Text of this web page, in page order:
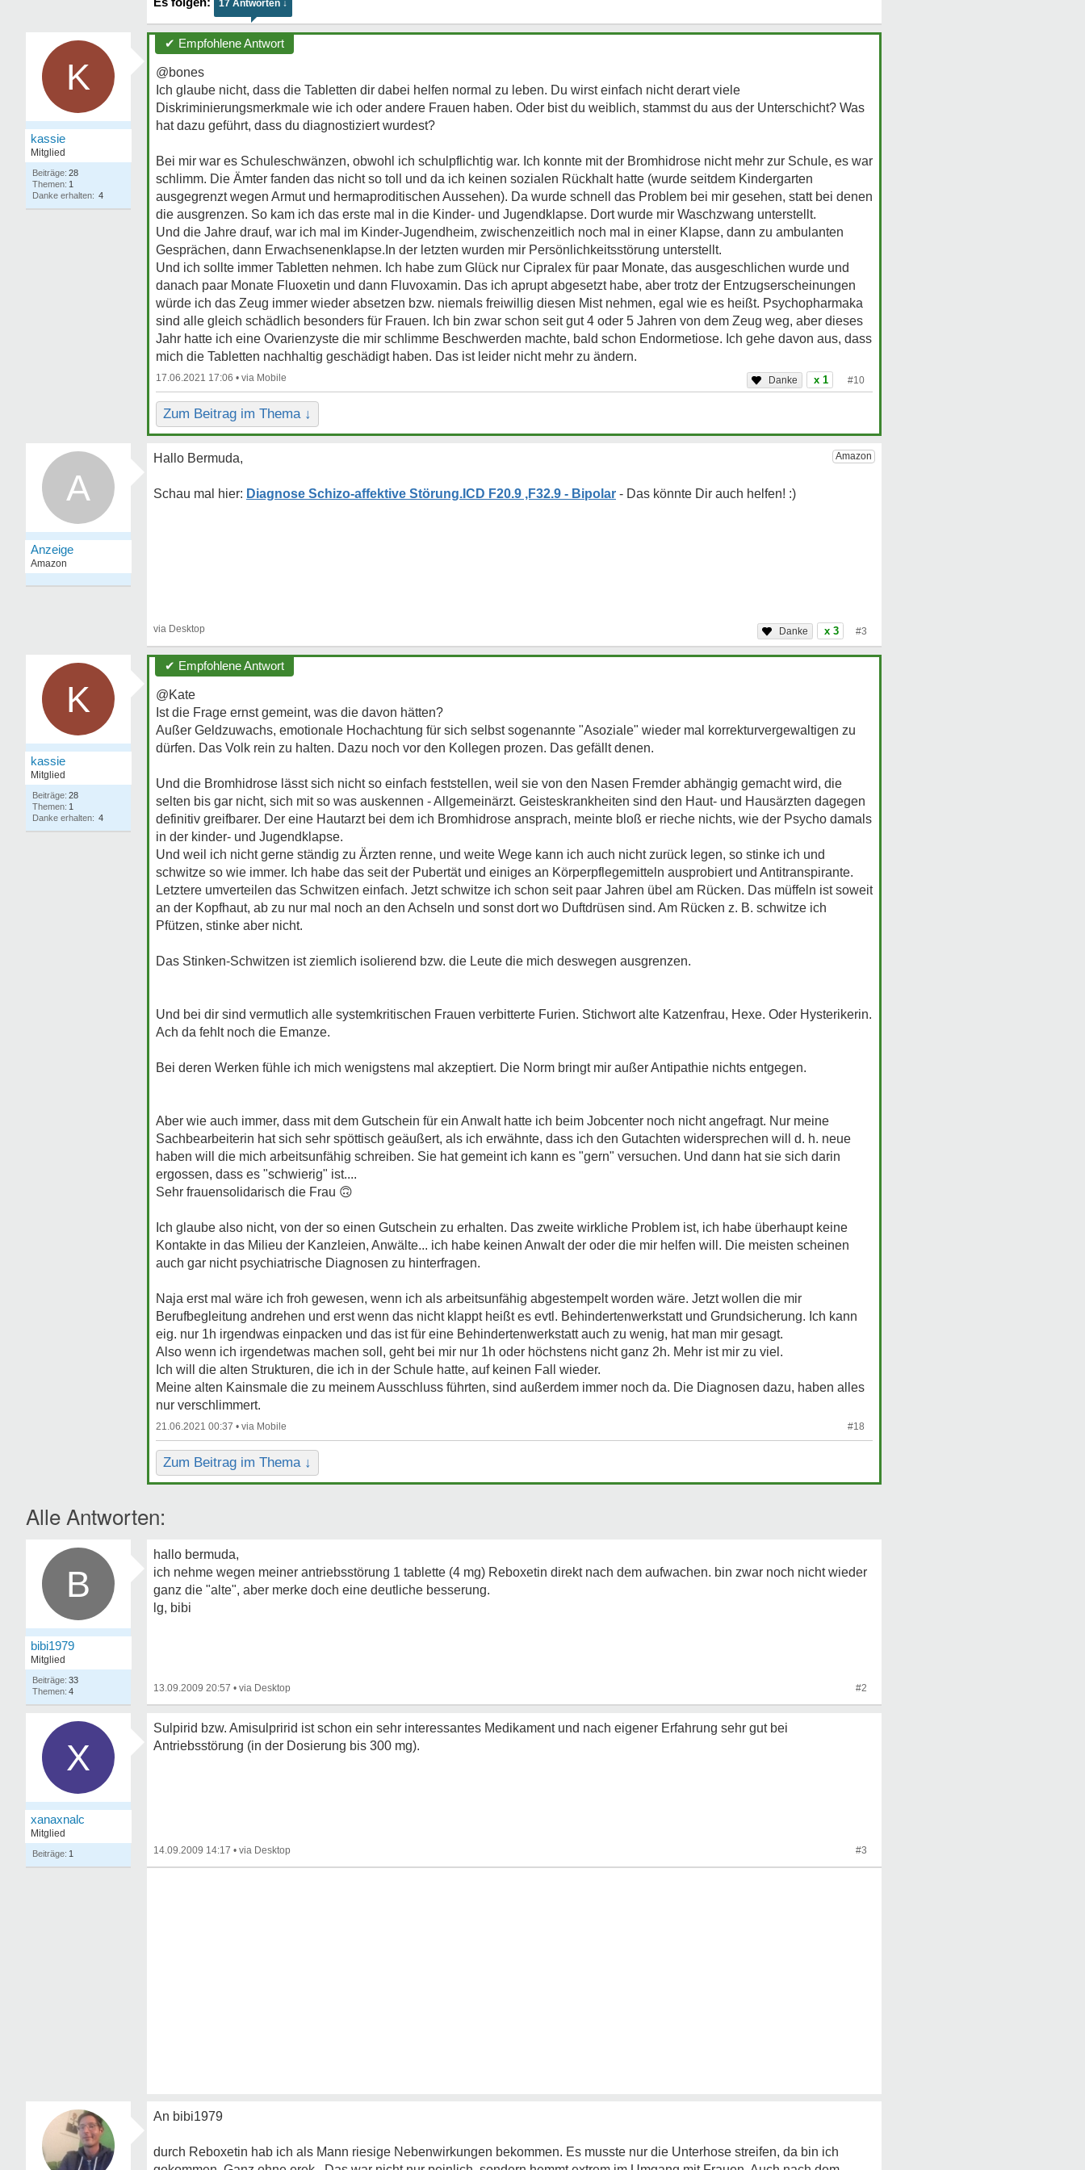
17 Antworten ↓
K
kassie
Mitglied
Beiträge: 28
Themen: 1
Danke erhalten: 4
✔ Empfohlene Antwort
@bones
Ich glaube nicht, dass die Tabletten dir dabei helfen normal zu leben. Du wirst einfach nicht derart viele
Diskriminierungsmerkmale wie ich oder andere Frauen haben. Oder bist du weiblich, stammst du aus der Unterschicht? Was
hat dazu geführt, dass du diagnostiziert wurdest?
Bei mir war es Schuleschwänzen, obwohl ich schulpflichtig war. Ich konnte mit der Bromhidrose nicht mehr zur Schule, es war
schlimm. Die Ämter fanden das nicht so toll und da ich keinen sozialen Rückhalt hatte (wurde seitdem Kindergarten
ausgegrenzt wegen Armut und hermaproditischen Aussehen). Da wurde schnell das Problem bei mir gesehen, statt bei denen
die ausgrenzen. So kam ich das erste mal in die Kinder- und Jugendklapse. Dort wurde mir Waschzwang unterstellt.
Und die Jahre drauf, war ich mal im Kinder-Jugendheim, zwischenzeitlich noch mal in einer Klapse, dann zu ambulanten
Gesprächen, dann Erwachsenenklapse.In der letzten wurden mir Persönlichkeitsstörung unterstellt.
Und ich sollte immer Tabletten nehmen. Ich habe zum Glück nur Cipralex für paar Monate, das ausgeschlichen wurde und
danach paar Monate Fluoxetin und dann Fluvoxamin. Das ich aprupt abgesetzt habe, aber trotz der Entzugserscheinungen
würde ich das Zeug immer wieder absetzen bzw. niemals freiwillig diesen Mist nehmen, egal wie es heißt. Psychopharmaka
sind alle gleich schädlich besonders für Frauen. Ich bin zwar schon seit gut 4 oder 5 Jahren von dem Zeug weg, aber dieses
Jahr hatte ich eine Ovarienzyste die mir schlimme Beschwerden machte, bald schon Endormetiose. Ich gehe davon aus, dass
mich die Tabletten nachhaltig geschädigt haben. Das ist leider nicht mehr zu ändern.
17.06.2021 17:06 • x 1 #10
Zum Beitrag im Thema ↓
A
Hallo Bermuda,
Diagnose Schizo-affektive Störung.ICD F20.9 ,F32.9 - Bipolar
x 3 #3
K
kassie
Mitglied
Beiträge: 28
Themen: 1
Danke erhalten: 4
✔ Empfohlene Antwort
@Kate
Ist die Frage ernst gemeint, was die davon hätten?
Außer Geldzuwachs, emotionale Hochachtung für sich selbst sogenannte "Asoziale" wieder mal korrekturvergewaltigen zu
dürfen. Das Volk rein zu halten. Dazu noch vor den Kollegen prozen. Das gefällt denen.
Und die Bromhidrose lässt sich nicht so einfach feststellen, weil sie von den Nasen Fremder abhängig gemacht wird, die
selten bis gar nicht, sich mit so was auskennen - Allgemeinärzt. Geisteskrankheiten sind den Haut- und Hausärzten dagegen
definitiv greifbarer. Der eine Hautarzt bei dem ich Bromhidrose ansprach, meinte bloß er rieche nichts, wie der Psycho damals
in der kinder- und Jugendklapse.
Und weil ich nicht gerne ständig zu Ärzten renne, und weite Wege kann ich auch nicht zurück legen, so stinke ich und
schwitze so wie immer. Ich habe das seit der Pubertät und einiges an Körperpflegemitteln ausprobiert und Antitranspirante.
Letztere umverteilen das Schwitzen einfach. Jetzt schwitze ich schon seit paar Jahren übel am Rücken. Das müffeln ist soweit
an der Kopfhaut, ab zu nur mal noch an den Achseln und sonst dort wo Duftdrüsen sind. Am Rücken z. B. schwitze ich
Pfützen, stinke aber nicht.
Das Stinken-Schwitzen ist ziemlich isolierend bzw. die Leute die mich deswegen ausgrenzen.
Und bei dir sind vermutlich alle systemkritischen Frauen verbitterte Furien. Stichwort alte Katzenfrau, Hexe. Oder Hysterikerin.
Ach da fehlt noch die Emanze.
Bei deren Werken fühle ich mich wenigstens mal akzeptiert. Die Norm bringt mir außer Antipathie nichts entgegen.
Aber wie auch immer, dass mit dem Gutschein für ein Anwalt hatte ich beim Jobcenter noch nicht angefragt. Nur meine
Sachbearbeiterin hat sich sehr spöttisch geäußert, als ich erwähnte, dass ich den Gutachten widersprechen will d. h. neue
haben will die mich arbeitsunfähig schreiben. Sie hat gemeint ich kann es "gern" versuchen. Und dann hat sie sich darin
ergossen, dass es "schwierig" ist....
Sehr frauensolidarisch die Frau 🙃
Ich glaube also nicht, von der so einen Gutschein zu erhalten. Das zweite wirkliche Problem ist, ich habe überhaupt keine
Kontakte in das Milieu der Kanzleien, Anwälte... ich habe keinen Anwalt der oder die mir helfen will. Die meisten scheinen
auch gar nicht psychiatrische Diagnosen zu hinterfragen.
Naja erst mal wäre ich froh gewesen, wenn ich als arbeitsunfähig abgestempelt worden wäre. Jetzt wollen die mir
Berufbegleitung andrehen und erst wenn das nicht klappt heißt es evtl. Behindertenwerkstatt und Grundsicherung. Ich kann
eig. nur 1h irgendwas einpacken und das ist für eine Behindertenwerkstatt auch zu wenig, hat man mir gesagt.
Also wenn ich irgendetwas machen soll, geht bei mir nur 1h oder höchstens nicht ganz 2h. Mehr ist mir zu viel.
Ich will die alten Strukturen, die ich in der Schule hatte, auf keinen Fall wieder.
Meine alten Kainsmale die zu meinem Ausschluss führten, sind außerdem immer noch da. Die Diagnosen dazu, haben alles
nur verschlimmert.
21.06.2021 00:37 • #18
Zum Beitrag im Thema ↓
Alle Antworten:
B
bibi1979
Mitglied
33
4
hallo bermuda,
ich nehme wegen meiner antriebsstörung 1 tablette (4 mg) Reboxetin direkt nach dem aufwachen. bin zwar noch nicht wieder
ganz die "alte", aber merke doch eine deutliche besserung.
lg, bibi
13.09.2009 20:57 • #2
X
xanaxnalc
Mitglied
1
Sulpirid bzw. Amisulpririd ist schon ein sehr interessantes Medikament und nach eigener Erfahrung sehr gut bei
Antriebsstörung (in der Dosierung bis 300 mg).
14.09.2009 14:17 • #3
An bibi1979
durch Reboxetin hab ich als Mann riesige Nebenwirkungen bekommen. Es musste nur die Unterhose streifen, da bin ich